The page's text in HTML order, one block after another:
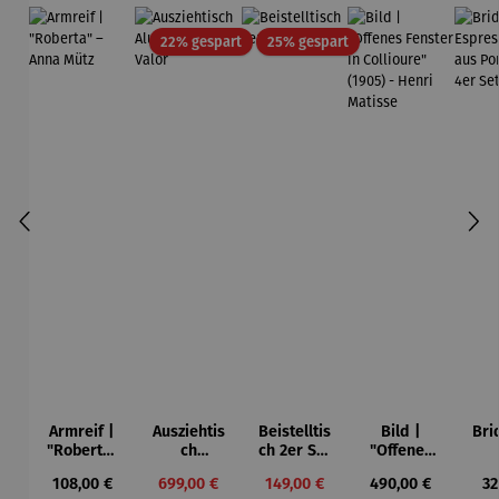
Armreif |
"Roberta"
Mütz
Regulärer Preis:
108,00 €
22% gespartRabatt
Ausziehtis
ch
– Valor
Verkaufspreis:
699,00 €
25% gespartRabatt
Beistelltis
ch 2er Set
Verkaufspreis:
149,00 €
Bild |
"Offenes
Collioure"
Regulärer Preis:
490,00 €